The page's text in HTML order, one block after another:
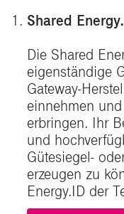
Shared
Die Shared
eigenständige
Gateway-
einnehmen
erbringen. Ihr
und
Gütesiegel-
erzeugen zu
Energy.ID der